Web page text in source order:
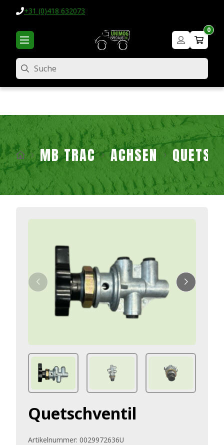
+31 (0)418 632073
0
Suche
MB TRAC ACHSEN
Quetschventil
Artikelnummer: 0029972636U